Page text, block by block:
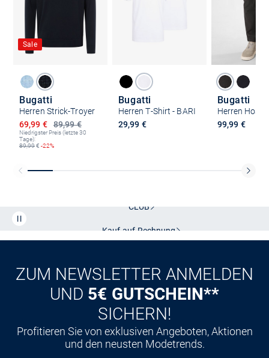
Sale
Bugatti
Herren Strick-Troyer
89,99 €
Ermäßigter Preis
69,99 €
Niedrigster Preis (letzte 30
Tage):
89,99€ -22%
Bugatti
Herren T-Shirt - BARI
29,99 €
Bugatti
Herren Hose
99,99 €
CLUB
Kauf auf Rechnung
ZUM NEWSLETTER ANMELDEN
UND 5€ GUTSCHEIN**
SICHERN!
Profitieren Sie von exklusiven Angeboten, Aktionen
und den neusten Modetrends.